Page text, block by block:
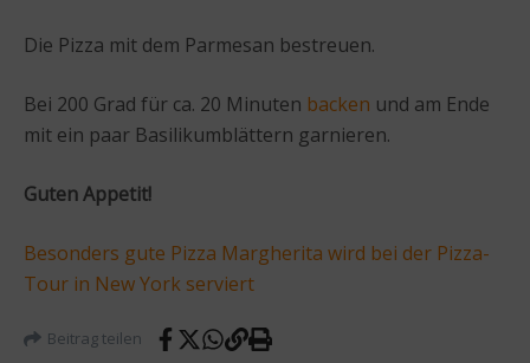
Die Pizza mit dem Parmesan bestreuen.
Bei 200 Grad für ca. 20 Minuten backen und am Ende
mit ein paar Basilikumblättern garnieren.
Guten Appetit!
Besonders gute Pizza Margherita wird bei der Pizza-
Tour in New York serviert
Beitrag teilen